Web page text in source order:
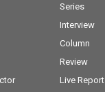
Series
Interview
Column
Review
Live Report